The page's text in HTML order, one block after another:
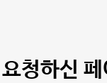
요청하신